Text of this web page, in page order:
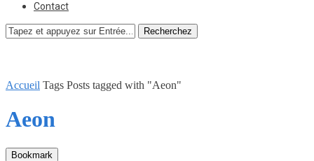
Contact
Recherchez
Accueil Tags Posts tagged with "Aeon"
Aeon
Bookmark